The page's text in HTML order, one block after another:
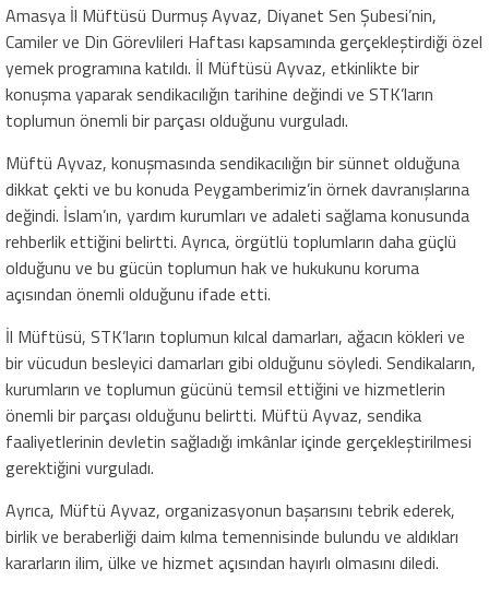
Amasya İl Müftüsü Durmuş Ayvaz, Diyanet Sen Şubesi’nin,
Camiler ve Din Görevlileri Haftası kapsamında gerçekleştirdiği özel
yemek programına katıldı. İl Müftüsü Ayvaz, etkinlikte bir
konuşma yaparak sendikacılığın tarihine değindi ve STK’ların
toplumun önemli bir parçası olduğunu vurguladı.
Müftü Ayvaz, konuşmasında sendikacılığın bir sünnet olduğuna
dikkat çekti ve bu konuda Peygamberimiz’in örnek davranışlarına
değindi. İslam’ın, yardım kurumları ve adaleti sağlama konusunda
rehberlik ettiğini belirtti. Ayrıca, örgütlü toplumların daha güçlü
olduğunu ve bu gücün toplumun hak ve hukukunu koruma
açısından önemli olduğunu ifade etti.
İl Müftüsü, STK’ların toplumun kılcal damarları, ağacın kökleri ve
bir vücudun besleyici damarları gibi olduğunu söyledi. Sendikaların,
kurumların ve toplumun gücünü temsil ettiğini ve hizmetlerin
önemli bir parçası olduğunu belirtti. Müftü Ayvaz, sendika
faaliyetlerinin devletin sağladığı imkânlar içinde gerçekleştirilmesi
gerektiğini vurguladı.
Ayrıca, Müftü Ayvaz, organizasyonun başarısını tebrik ederek,
birlik ve beraberliği daim kılma temennisinde bulundu ve aldıkları
kararların ilim, ülke ve hizmet açısından hayırlı olmasını diledi.